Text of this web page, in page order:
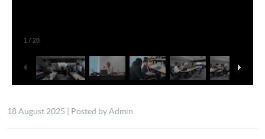
18 August 2025 | Posted by Admin